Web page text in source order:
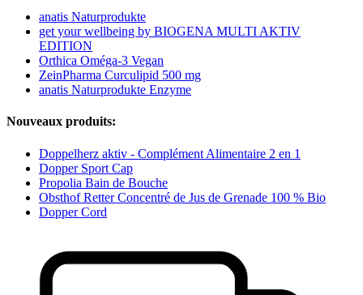
anatis Naturprodukte
get your wellbeing by BIOGENA MULTI AKTIV
EDITION
Orthica Oméga-3 Vegan
ZeinPharma Curculipid 500 mg
anatis Naturprodukte Enzyme
Nouveaux produits:
Doppelherz aktiv - Complément Alimentaire 2 en 1
Dopper Sport Cap
Propolia Bain de Bouche
Obsthof Retter Concentré de Jus de Grenade 100 % Bio
Dopper Cord